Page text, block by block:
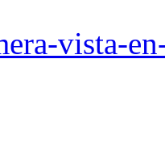
vista-